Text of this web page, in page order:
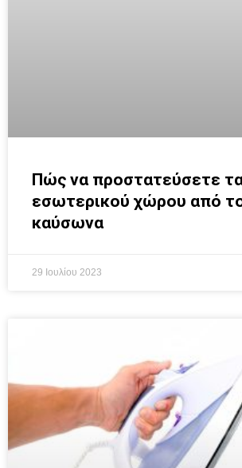
Πώς να προστατεύσετε
εσωτερικού χώρου από
καύσωνα
29 Ιουλίου 2023